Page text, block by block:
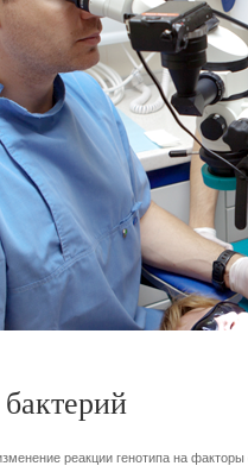
реакции генотипа на